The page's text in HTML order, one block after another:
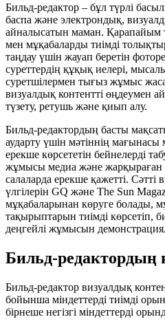
Бильд-редактор – бұл түрлі
баспа және электрондық,
айналысатын маман. Қарапайым
мен мұқабаларды тиімді
таңдау үшін жауап беретін
суреттердің құқық иелері,
суретшілермен тығыз жұмыс
визуалдық контентті өңдеумен
түзету, ретушь және қиып алу.
Бильд-редактордың басты
аударту үшін мәтіннің
ерекше көрсететін бейнелерді
жұмысы медиа және жарқыраған
салаларда ерекше қажетті. Сәтті
үлгілерін GQ және The Sun
мұқабаларынан көруге болады,
тақырыптарын тиімді көрсетіп,
деңгейлі жұмысын
Бильд-редактордың
Бильд-редактор визуалдық
бойынша міндеттерді тиімді
бірнеше негізгі міндеттерді